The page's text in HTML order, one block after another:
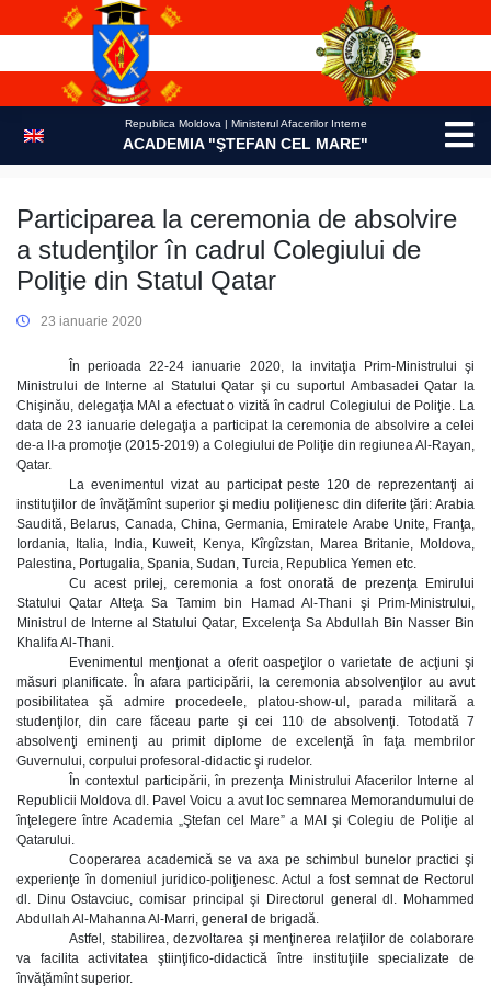
Republica Moldova | Ministerul Afacerilor Interne
ACADEMIA "ŞTEFAN CEL MARE"
Participarea la ceremonia de absolvire
a studenţilor în cadrul Colegiului de
Poliţie din Statul Qatar
23 ianuarie 2020
În perioada 22-24 ianuarie 2020, la invitaţia Prim-Ministrului şi
Ministrului de Interne al Statului Qatar şi cu suportul Ambasadei Qatar la
Chişinău, delegaţia MAI a efectuat o vizită în cadrul Colegiului de Poliţie. La
data de 23 ianuarie delegaţia a participat la ceremonia de absolvire a celei
de-a II-a promoţie (2015-2019) a Colegiului de Poliţie din regiunea Al-Rayan,
Qatar.
La evenimentul vizat au participat peste 120 de reprezentanţi ai
instituţiilor de învăţămînt superior şi mediu poliţienesc din diferite ţări: Arabia
Saudită, Belarus, Canada, China, Germania, Emiratele Arabe Unite, Franţa,
Iordania, Italia, India, Kuweit, Kenya, Kîrgîzstan, Marea Britanie, Moldova,
Palestina, Portugalia, Spania, Sudan, Turcia, Republica Yemen etc.
Cu acest prilej, ceremonia a fost onorată de prezenţa Emirului
Statului Qatar Alteţa Sa Tamim bin Hamad Al-Thani şi Prim-Ministrului,
Ministrul de Interne al Statului Qatar, Excelenţa Sa Abdullah Bin Nasser Bin
Khalifa Al-Thani.
Evenimentul menţionat a oferit oaspeţilor o varietate de acţiuni şi
măsuri planificate. În afara participării, la ceremonia absolvenţilor au avut
posibilitatea şă admire procedeele, platou-show-ul, parada militară a
studenţilor, din care făceau parte şi cei 110 de absolvenţi. Totodată 7
absolvenţi eminenţi au primit diplome de excelenţă în faţa membrilor
Guvernului, corpului profesoral-didactic şi rudelor.
În contextul participării, în prezenţa Ministrului Afacerilor Interne al
Republicii Moldova dl. Pavel Voicu a avut loc semnarea Memorandumului de
înţelegere între Academia „Ştefan cel Mare” a MAI şi Colegiu de Poliţie al
Qatarului.
Cooperarea academică se va axa pe schimbul bunelor practici şi
experienţe în domeniul juridico-poliţienesc. Actul a fost semnat de Rectorul
dl. Dinu Ostavciuc, comisar principal şi Directorul general dl. Mohammed
Abdullah Al-Mahanna Al-Marri, general de brigadă.
Astfel, stabilirea, dezvoltarea şi menţinerea relaţiilor de colaborare
va facilita activitatea ştiinţifico-didactică între instituţiile specializate de
învăţămînt superior.